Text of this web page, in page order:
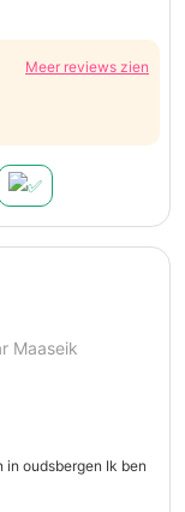
Meer reviews zien
Maaseik
oudsbergen Ik ben